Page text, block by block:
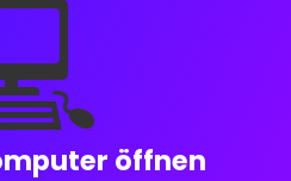
öffnen